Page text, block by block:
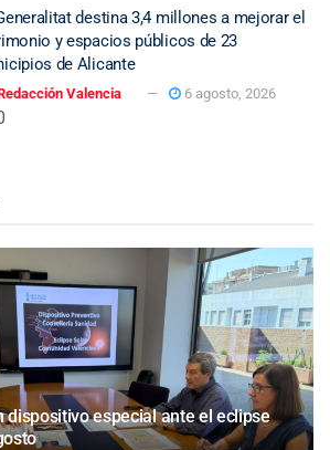
destina 3,4 millones a mejorar el
y espacios públicos de 23
de Alicante
Valencia 6 agosto, 2026
dispositivo especial ante el eclipse